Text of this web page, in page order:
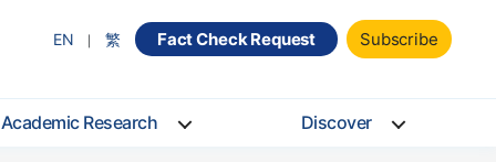
EN 繁 Fact Check Request Subscribe
Academic Research Discover